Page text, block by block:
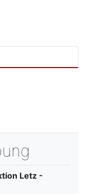
Letz -